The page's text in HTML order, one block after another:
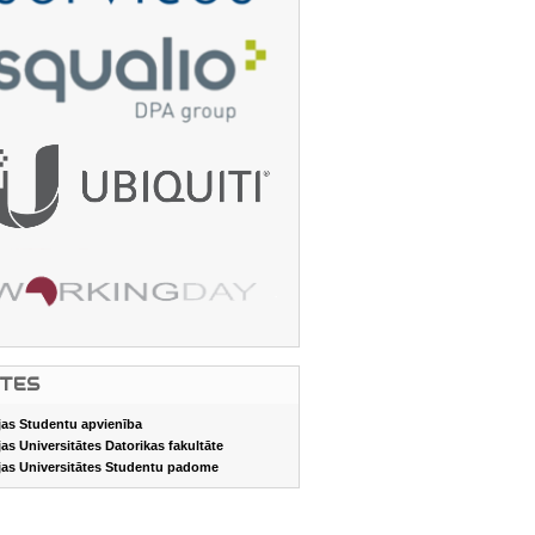
Studentu apvienība
Universitātes Datorikas fakultāte
Universitātes Studentu padome